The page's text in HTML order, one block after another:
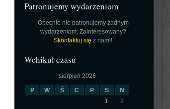
Patronujemy wydarzeniom
Obecnie nie patronujemy żadnym
wydarzeniom. Zainteresowany?
Skontaktuj się z nami!
Wehikuł czasu
sierpień 2026
P W Ś C P S
N
1
2